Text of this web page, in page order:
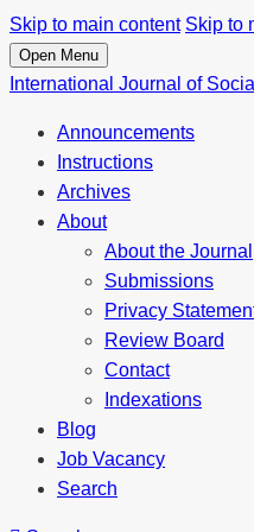
Skip to main content Skip to
Open Menu
International Journal of
Announcements
Instructions
Archives
About
About the Journal
Submissions
Privacy
Review Board
Contact
Indexations
Blog
Job Vacancy
Search